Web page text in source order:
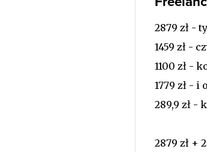
2879 zł -
1459 zł -
1100 zł -
1779 zł - i
289,9 zł -
2879 zł +